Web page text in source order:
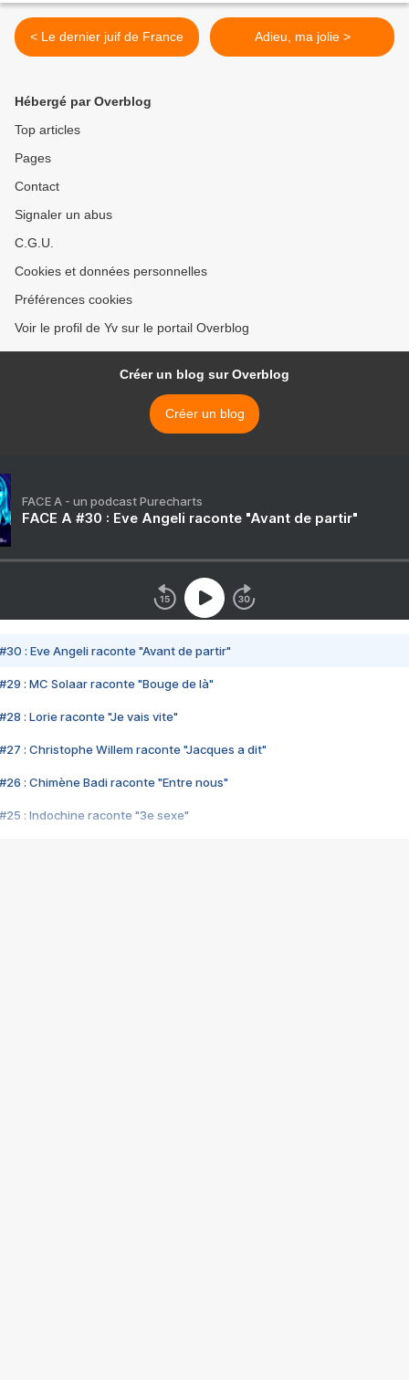
< Le dernier juif de France Adieu, ma jolie >
Hébergé par Overblog
Top articles
Pages
Contact
Signaler un abus
C.G.U.
Cookies et données personnelles
Préférences cookies
Voir le profil de Yv sur le portail Overblog
Créer un blog sur Overblog
Créer un blog
FACE A - un podcast Purecharts
FACE A #30 : Eve Angeli raconte "Avant de partir"
#30 : Eve Angeli raconte "Avant de partir"
#29 : MC Solaar raconte "Bouge de là"
#28 : Lorie raconte "Je vais vite"
#27 : Christophe Willem raconte "Jacques a dit"
#26 : Chimène Badi raconte "Entre nous"
#25 : Indochine raconte "3e sexe"